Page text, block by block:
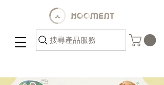
搜尋產品服務